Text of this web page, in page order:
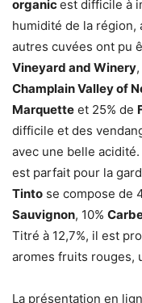
organicest difficile à
humidité de la région,
autres cuvées ont pu
Vineyard and Winery,
Champlain Valley of
Marquette et 25% de
difficile et des
avec une belle
est parfait pour la
Tinto se compose de
Sauvignon, 10%
Titré à 12,7%, il est
aromes fruits rouges,
La présentation en